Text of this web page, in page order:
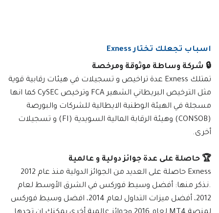
اسباب تجعلك تختار Exness
🔒 شركة وساطة موثوقة ومرخصة
تمتلك Exness عدة تراخيص و تسجيلات في هيئات رقابية قوية
مثل الترخيص البريطاني الشهير FCA وترخيص CySEC كما انها
مسجلة في الهيئة الوطنية الايطالية للشركات والبورصة
(CONSOB) وهيئة الرقابة المالية السويدية (FI) و تسجيلات
أخرى.
🏆 حاصلة على عدة جوائز دولية و عالمية
Exness حاصلة على العديد من الجوائز الدولية منذ عام 2012
.نذكر منها: أفضل وسيط فوركس في الشرق الأوسط لعام
2012، أفضل ميزات التداول لعام 2014، افضل وسيط فوركس